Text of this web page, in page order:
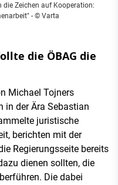
die Zeichen auf Kooperation:
- © Varta
die ÖBAG die
Michael Tojners
in der Ära Sebastian
juristische
berichten mit der
Regierungsseite bereits
dienen sollten, die
Die dabei